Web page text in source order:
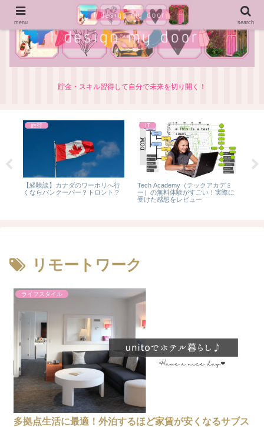
貯金・スキル習得して自分で未来を切り開く！
旅行
【経験談】カナダのワーホリへ行
くならバンクーバー？トロント？
IT
Tech Academy（テックアカデミ
ー）の無料体験がすごい！実際に
受けた感想をレビュー
リモートワーク
ライフスタイル
多拠点生活に最適！外泊するほど家賃が安くなるサブス
menu search